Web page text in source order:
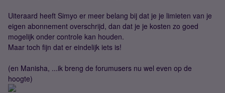
Uiteraard heeft Simyo er meer belang bij dat je je limieten van je
eigen abonnement overschrijd, dan dat je je kosten zo goed
mogelijk onder controle kan houden.
Maar toch fijn dat er eindelijk iets is!
(en Manisha, ...ik breng de forumusers nu wel even op de
hoogte)